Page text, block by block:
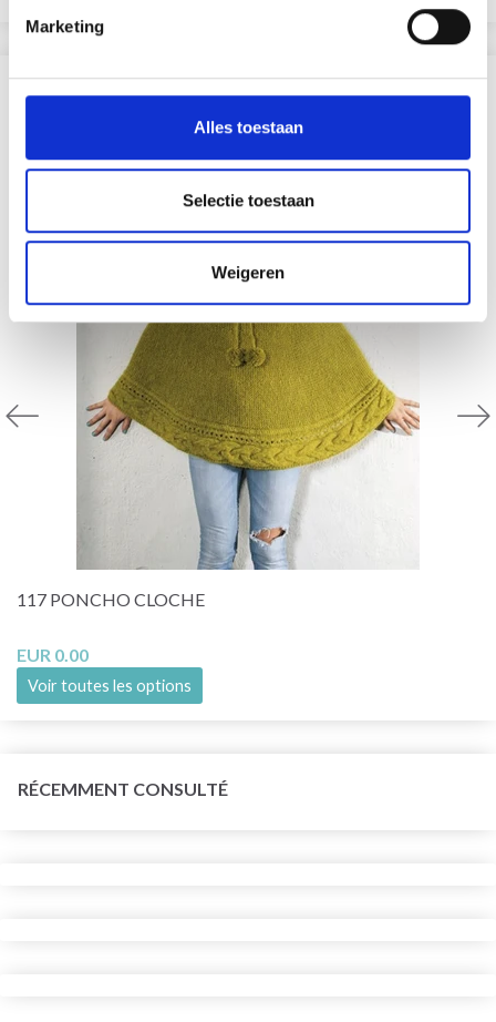
Marketing
Alles toestaan
Selectie toestaan
Weigeren
117 PONCHO CLOCHE
EUR 0.00
Voir toutes les options
RÉCEMMENT CONSULTÉ